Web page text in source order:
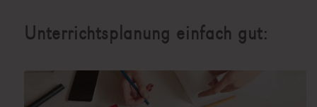
Unterrichtsplanung einfach gut: